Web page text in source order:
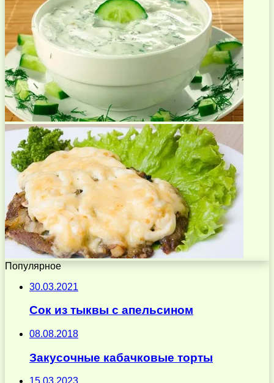
Популярное
30.03.2021
Сок из тыквы с апельсином
08.08.2018
Закусочные кабачковые торты